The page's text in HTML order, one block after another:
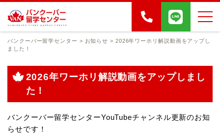
バンクーバー留学センター > お知らせ > 2026年ワーホリ解説動画をアップし
ました！
2026年ワーホリ解説動画をアップしまし
た！
バンクーバー留学センターYouTubeチャンネル更新のお知
らせです！